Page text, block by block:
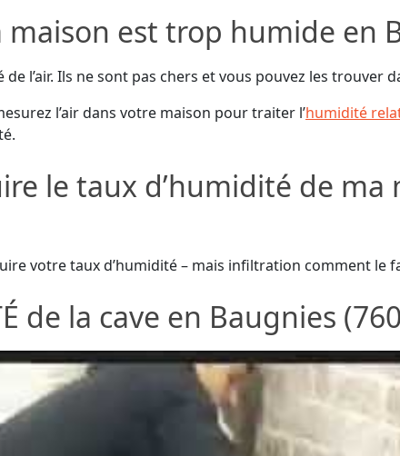
est trop humide en
de l’air. Ils ne sont pas chers et vous pouvez les trouver
l’air dans votre maison pour traiter l’humidité
le taux d’humidité de ma
votre taux d’humidité – mais infiltration comment le
de la cave en Baugnies